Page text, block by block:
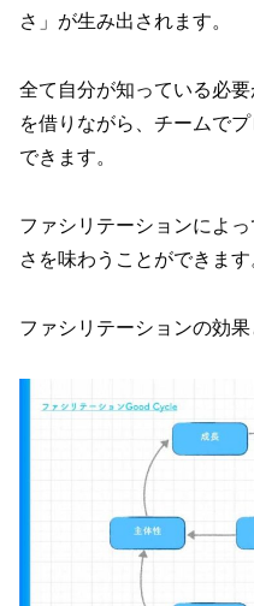
さ」が生み出されます。
全て自分が知っている必
を借りながら、チームで
できます。
ファシリテーションによ
さを味わうことができます
ファシリテーションの効